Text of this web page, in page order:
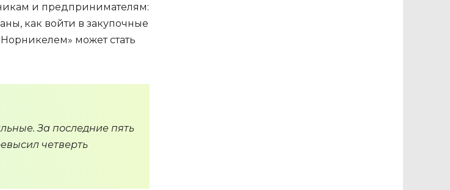
и предпринимателям:
как войти в закупочные
может стать
За последние пять
четверть